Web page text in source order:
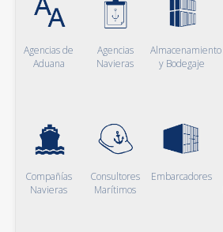
Agencias de
Aduana
Agencias
Navieras
Almacenamiento
y Bodegaje
Compañías
Navieras
Consultores
Marítimos
Embarcadores